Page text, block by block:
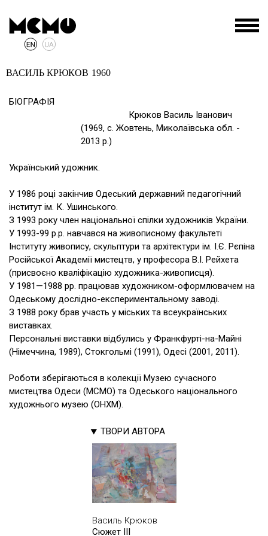
ВАСИЛЬ КРЮКОВ 1960
БІОГРАФІЯ
Крюков Василь Іванович
(1969, с. Жовтень, Миколаївська обл. -
2013 р.)
Український удожник.
У 1986 році закінчив Одеський державний педагогічний
інститут ім. К. Ушинського.
З 1993 року член національної спілки художників України.
У 1993-99 р.р. навчався на живописному факультеті
Інституту живопису, скульптури та архітектури ім. І.Є. Рєпіна
Російської Академії мистецтв, у професора В.І. Рейхета
(присвоєно кваліфікацію художника-живописця).
У 1981—1988 рр. працював художником-оформлювачем на
Одеському дослідно-експериментальному заводі.
З 1988 року брав участь у міських та всеукраїнських
виставках.
Персональні виставки відбулись у Франкфурті-на-Майні
(Німеччина, 1989), Стокгольмі (1991), Одесі (2001, 2011).
Роботи зберігаються в колекції Музею сучасного
мистецтва Одеси (МСМО) та Одеського національного
художнього музею (ОНХМ).
ТВОРИ АВТОРА
Василь Крюков
Сюжет III